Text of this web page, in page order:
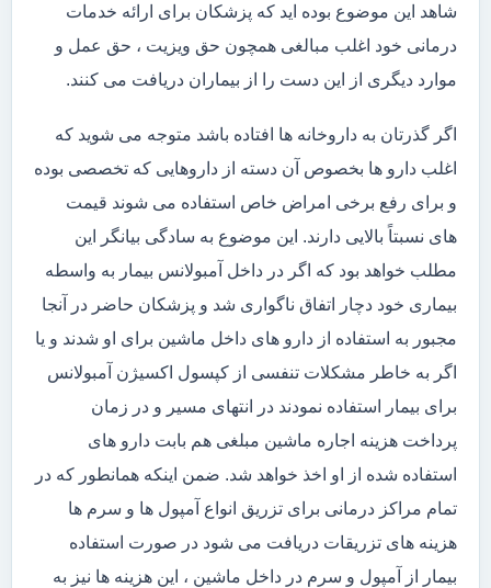
شاهد این موضوع بوده اید که پزشکان برای ارائه خدمات
درمانی خود اغلب مبالغی همچون حق ویزیت ، حق عمل و
موارد دیگری از این دست را از بیماران دریافت می کنند.
اگر گذرتان به داروخانه ها افتاده باشد متوجه می شوید که
اغلب دارو ها بخصوص آن دسته از داروهایی که تخصصی بوده
و برای رفع برخی امراض خاص استفاده می شوند قیمت
های نسبتاً بالایی دارند. این موضوع به سادگی بیانگر این
مطلب خواهد بود که اگر در داخل آمبولانس بیمار به واسطه
بیماری خود دچار اتفاق ناگواری شد و پزشکان حاضر در آنجا
مجبور به استفاده از دارو های داخل ماشین برای او شدند و یا
اگر به خاطر مشکلات تنفسی از کپسول اکسیژن آمبولانس
برای بیمار استفاده نمودند در انتهای مسیر و در زمان
پرداخت هزینه اجاره ماشین مبلغی هم بابت دارو های
استفاده شده از او اخذ خواهد شد. ضمن اینکه همانطور که در
تمام مراکز درمانی برای تزریق انواع آمپول ها و سرم ها
هزینه های تزریقات دریافت می شود در صورت استفاده
بیمار از آمپول و سرم در داخل ماشین ، این هزینه ها نیز به